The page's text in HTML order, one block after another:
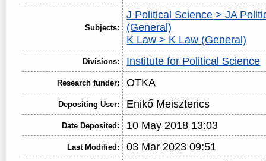
Subjects:
J Political Science > JA
(General)
K Law > K Law (General)
Divisions: Institute for Political Science
Research funder: OTKA
Depositing User: Enikő Meiszterics
Date Deposited: 10 May 2018 13:03
Last Modified: 03 Mar 2023 09:51